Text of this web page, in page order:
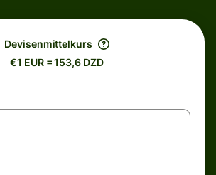
Devisenmittelkurs
€1 EUR = 153,6 DZD